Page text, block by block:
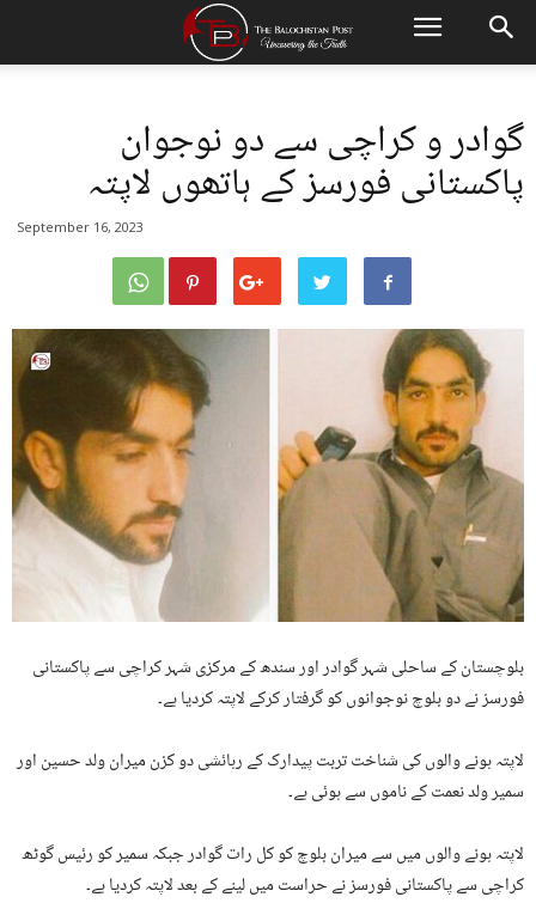
گوادر و کراچی سے دو نوجوان
پاکستانی فورسز کے ہاتھوں لاپتہ
September 16, 2023
بلوچستان کے ساحلی شہر گوادر اور سندھ کے مرکزی شہر کراچی سے پاکستانی
فورسز نے دو بلوچ نوجوانوں کو گرفتار کرکے لاپتہ کردیا ہے۔
لاپتہ ہونے والوں کی شناخت تربت پیدارک کے رہائشی دو کزن میران ولد حسین اور
سمیر ولد نعمت کے ناموں سے ہوئی ہے۔
لاپتہ ہونے والوں میں سے میران بلوچ کو کل رات گوادر جبکہ سمیر کو رئیس گوٹھ
کراچی سے پاکستانی فورسز نے حراست میں لینے کے بعد لاپتہ کردیا ہے۔